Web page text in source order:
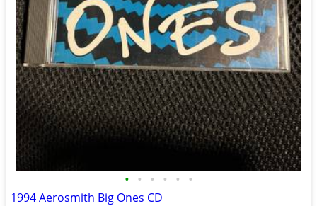
• • • • • •
1994 Aerosmith Big Ones CD